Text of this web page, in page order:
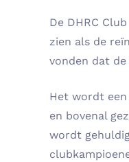
De DHRC
zien als de
vonden dat de
Het wordt
en bovenal
wordt